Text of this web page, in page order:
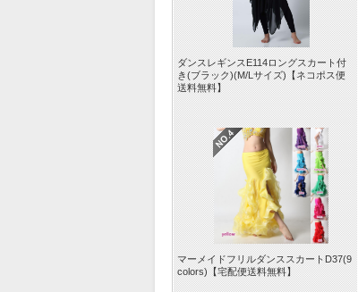
ダンスレギンスE114ロングスカート付
き(ブラック)(M/Lサイズ)【ネコポス便
送料無料】
マーメイドフリルダンススカートD37(9
colors)【宅配便送料無料】